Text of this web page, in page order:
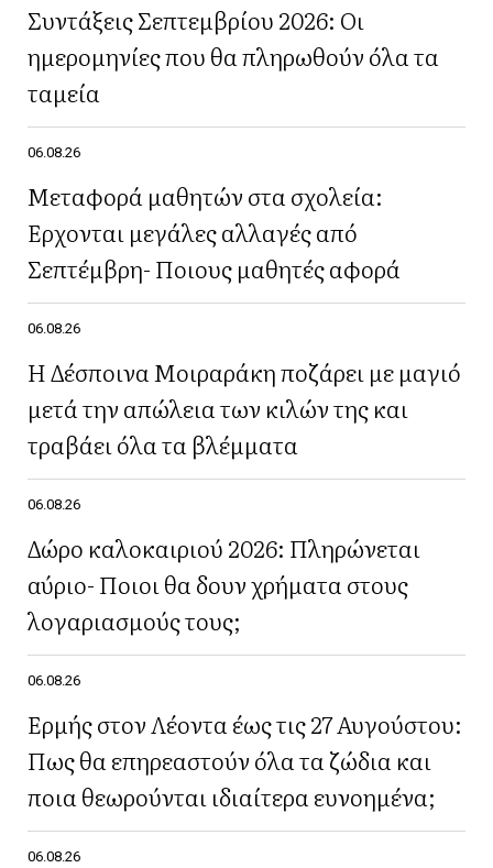
Συντάξεις Σεπτεμβρίου 2026: Οι
ημερομηνίες που θα πληρωθούν όλα τα
ταμεία
06.08.26
Μεταφορά μαθητών στα σχολεία:
Έρχονται μεγάλες αλλαγές από
Σεπτέμβρη- Ποιους μαθητές αφορά
06.08.26
Η Δέσποινα Μοιραράκη ποζάρει με μαγιό
μετά την απώλεια των κιλών της και
τραβάει όλα τα βλέμματα
06.08.26
Δώρο καλοκαιριού 2026: Πληρώνεται
αύριο- Ποιοι θα δουν χρήματα στους
λογαριασμούς τους;
06.08.26
Ερμής στον Λέοντα έως τις 27 Αυγούστου:
Πως θα επηρεαστούν όλα τα ζώδια και
ποια θεωρούνται ιδιαίτερα ευνοημένα;
06.08.26